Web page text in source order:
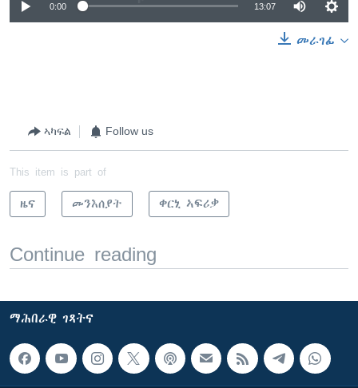
0:00 13:07
መራገፊ
ኣካፍል Follow us
This item is part of
ዜና መንእሰያት ቀርኒ ኣፍሪቃ
Continue reading
ማሕበራዊ ገጻትና